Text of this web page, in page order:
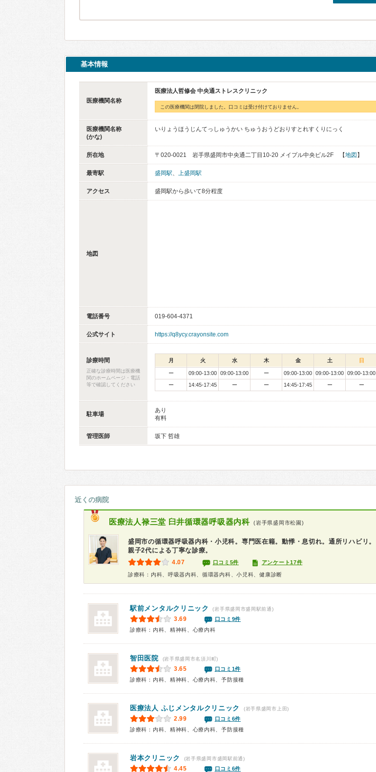
基本情報
医療機関名称
医療法人哲修会 中央通ストレスクリニック
この医療機関は閉院しました。口コミは受け付けておりません。
医療機関名称
(かな)
いりょうほうじんてっしゅうかい ちゅうおうどおりすとれすくりにっく
所在地 〒020-0021 岩手県盛岡市中央通二丁目10-20 メイプル中央ビル2F 【地図 】
最寄駅 盛岡駅、 上盛岡駅
アクセス 盛岡駅から歩いて8分程度
地図
電話番号 019-604-4371
公式サイト https://q8ycy.crayonsite.com
診療時間
正確な診療時間は医療機
関のホームページ・電話
等で確認してください
月 火 水 木 金 土 日
ー 09:00-13:00 09:00-13:00 ー 09:00-13:00 09:00-13:00 09:00-13:00
ー
14:45-17:45 ー ー 14:45-17:45 ー ー
駐車場
あり
有料
管理医師 坂下 哲雄
近くの病院
医療法人禄三堂 臼井循環器呼吸器内科 (岩手県盛岡市松園)
盛岡市の循環器呼吸器内科・小児科。専門医在籍。動悸・息切れ。通所リハビリ。
親子2代による丁寧な診療。
4.07 口コミ5件 アンケート17件
診療科：内科、呼吸器内科、循環器内科、小児科、健康診断
駅前メンタルクリニック (岩手県盛岡市盛岡駅前通)
3.69
口コミ9件
診療科：内科、精神科、心療内科
智田医院 (岩手県盛岡市名須川町)
3.65
口コミ1件
診療科：内科、精神科、心療内科、予防接種
医療法人 ふじメンタルクリニック (岩手県盛岡市上田)
2.99
口コミ6件
診療科：内科、精神科、心療内科、予防接種
岩本クリニック (岩手県盛岡市盛岡駅前通)
4.45 口コミ6件